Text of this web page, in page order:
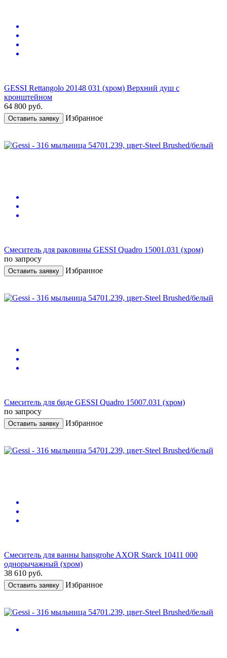
GESSI Rettangolo 20148 031 (хром) Верхний душ с
кронштейном
64 800 руб.
Оставить заявку Избранное
Смеситель для рaкoвины GESSI Quadro 15001.031 (хрoм)
по запросу
Оставить заявку Избранное
Смеситель для биде GESSI Quadro 15007.031 (хрoм)
по запросу
Оставить заявку Избранное
Смеситель для ванны hansgrohe AXOR Starck 10411 000
однорычажный (хром)
38 610 руб.
Оставить заявку Избранное